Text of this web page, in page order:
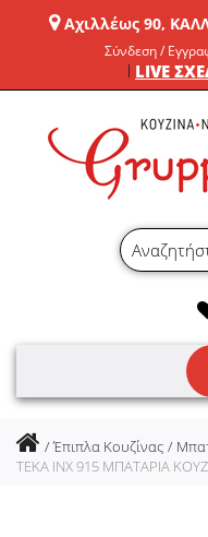
Αχιλλέως 90,
Σύνδεση /
LIVE
Έπιπλα Κουζίνας
TEKA INX 915 ΜΠΑΤΑΡΙΑ